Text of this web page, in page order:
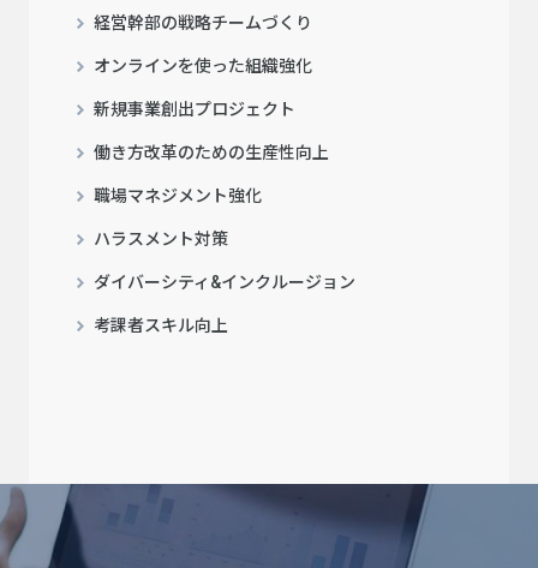
経営幹部の戦略チームづくり
オンラインを使った組織強化
新規事業創出プロジェクト
働き方改革のための生産性向上
職場マネジメント強化
ハラスメント対策
ダイバーシティ&インクルージョン
考課者スキル向上